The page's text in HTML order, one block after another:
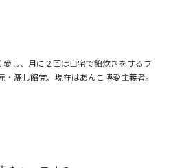
し、月に２回は自宅で餡炊きをするフ
・漉し餡党、現在はあんこ博愛主義者。